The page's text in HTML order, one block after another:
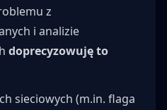
z
i analizie
doprecyzowuję to
sieciowych (m.in. flaga